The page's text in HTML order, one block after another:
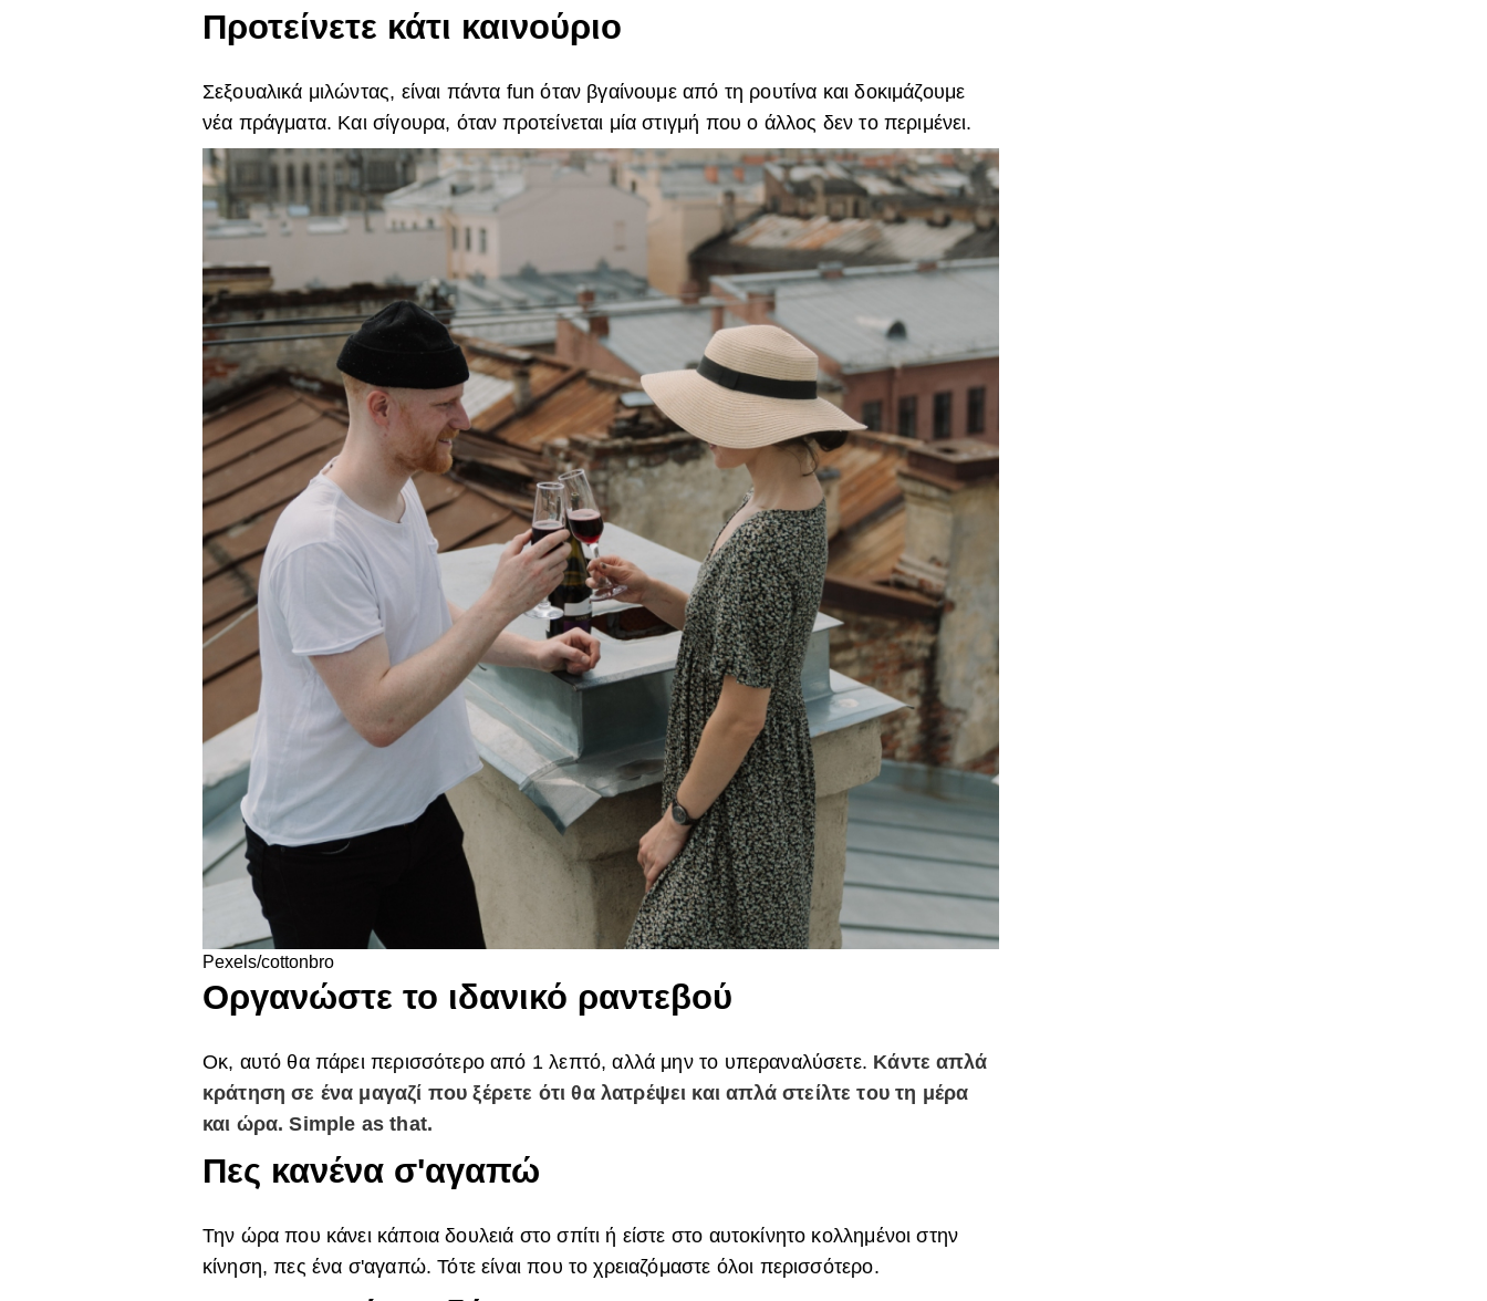
Προτείνετε κάτι καινούριο
Σεξουαλικά μιλώντας, είναι πάντα fun όταν βγαίνουμε από τη ρουτίνα και δοκιμάζουμε
νέα πράγματα. Και σίγουρα, όταν προτείνεται μία στιγμή που ο άλλος δεν το περιμένει.
Pexels/cottonbro
Οργανώστε το ιδανικό ραντεβού
Οκ, αυτό θα πάρει περισσότερο από 1 λεπτό, αλλά μην το υπεραναλύσετε. Κάντε απλά
κράτηση σε ένα μαγαζί που ξέρετε ότι θα λατρέψει και απλά στείλτε του τη μέρα
και ώρα. Simple as that.
Πες κανένα σ'αγαπώ
Την ώρα που κάνει κάποια δουλειά στο σπίτι ή είστε στο αυτοκίνητο κολλημένοι στην
κίνηση, πες ένα σ'αγαπώ. Τότε είναι που το χρειαζόμαστε όλοι περισσότερο.